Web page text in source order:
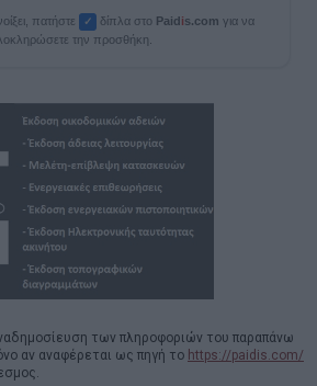
πατήστε ✓ δίπλα στο Paid is.com για να
την προσθήκη.
των πληροφοριών του παραπάνω
αν αναφέρεται ως πηγή το https://paidis.com/